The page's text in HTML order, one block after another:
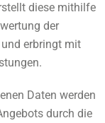
diese mithilfe
der
erbringt mit
Daten werden
durch die